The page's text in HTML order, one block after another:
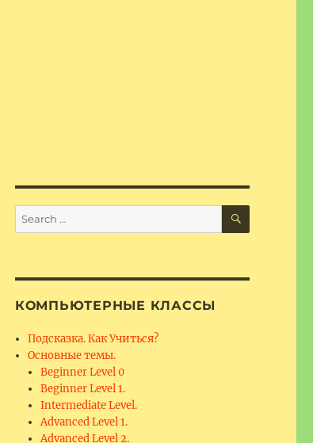
Search
for:
SEARCH
КОМПЬЮТЕРНЫЕ КЛАССЫ
Подсказка. Как Учиться?
Основные темы.
Beginner Level 0
Beginner Level 1.
Intermediate Level.
Advanced Level 1.
Advanced Level 2.